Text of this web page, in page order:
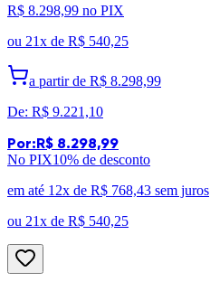
R$ 8.298,99 no PIX
ou 21x de R$ 540,25
a partir de R$ 8.298,99
De: R$ 9.221,10
Por:R$ 8.298,99
No PIX10% de desconto
em até 12x de R$ 768,43 sem juros
ou 21x de R$ 540,25